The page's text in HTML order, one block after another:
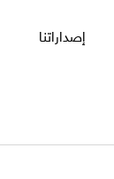
إصداراتنا